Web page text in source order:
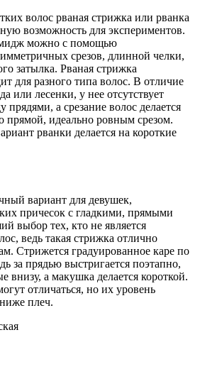
волос рваная стрижка или рванка
возможность для экспериментов.
можно с помощью
срезов, длинной челки,
затылка. Рваная стрижка
для разного типа волос. В отличие
или лесенки, у нее отсутствует
а срезание волос делается
прямой, идеально ровным срезом.
рванки делается на короткие
вариант для девушек,
причесок с гладкими, прямыми
выбор тех, кто не является
ведь такая стрижка отлично
Стрижется градуированное каре по
за прядью выстригается поэтапно,
внизу, а макушка делается короткой.
отличаться, но их уровень
плеч.